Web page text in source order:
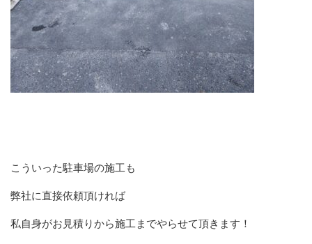
こういった駐車場の施工も
弊社に直接依頼頂ければ
私自身がお見積りから施工までやらせて頂きます！